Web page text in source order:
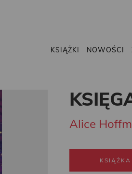
KSIĄŻKI NOWOŚCI
Alice
KSIĄŻKA